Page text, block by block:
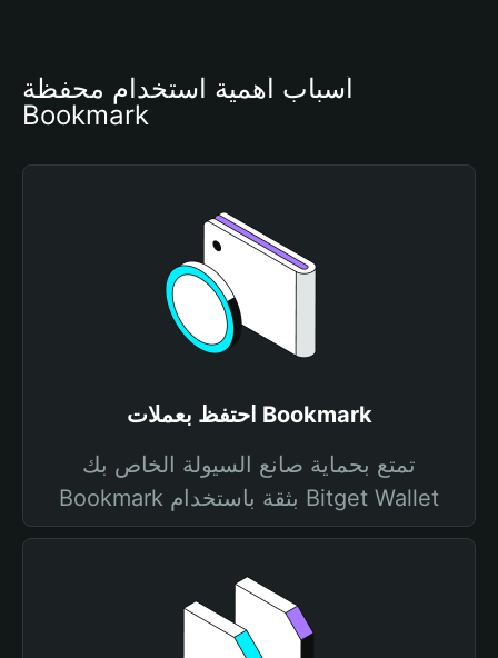
أسباب أهمية استخدام محفظة
Bookmark
احتفظ بعملات Bookmark
تمتع بحماية صانع السيولة الخاص بك
Bookmark بثقة باستخدام Bitget Wallet